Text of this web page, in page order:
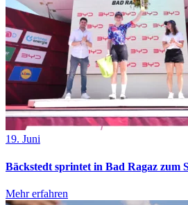
19. Juni
Bäckstedt sprintet in Bad Ragaz zum
Mehr erfahren